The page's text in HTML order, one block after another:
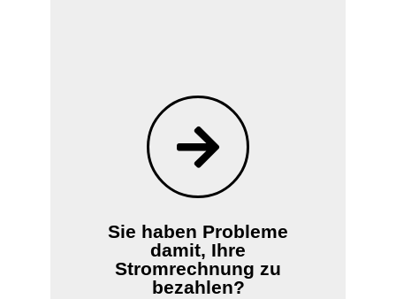
Sie haben Probleme
damit, Ihre
Stromrechnung zu
bezahlen?
Dann kommen Sie in das IKB-
Kundencenter oder kontaktieren Sie uns
via Telefon oder E-Mail. Die IKB-
Energieexpert:innen beraten Sie
kostenlos und informieren Sie bei Bedarf
Einrichtungen, die Hilfe anbieten.
Informationen zur Unterstützung
bei finanziellen Belastungen